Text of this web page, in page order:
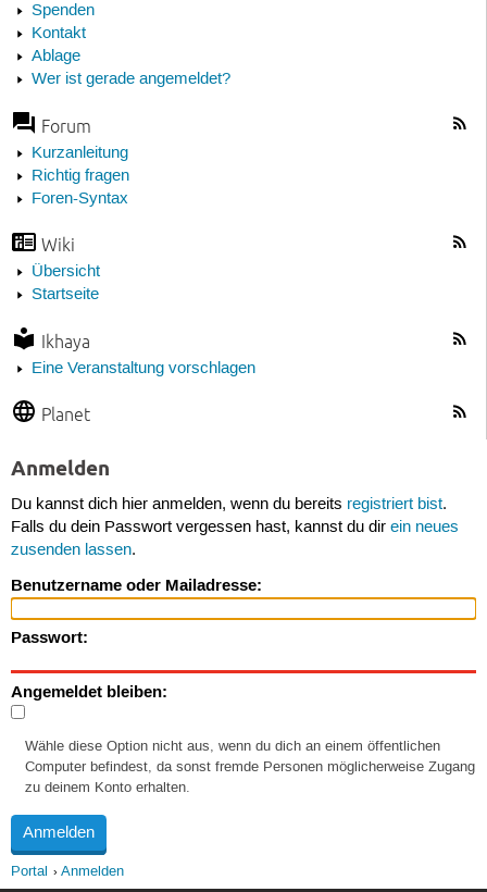
Spenden
Kontakt
Ablage
Wer ist gerade angemeldet?
Forum
Kurzanleitung
Richtig fragen
Foren-Syntax
Wiki
Übersicht
Startseite
Ikhaya
Eine Veranstaltung vorschlagen
Planet
Anmelden
Du kannst dich hier anmelden, wenn du bereits registriert bist.
Falls du dein Passwort vergessen hast, kannst du dir ein neues
zusenden lassen.
Benutzername oder Mailadresse:
Passwort:
Angemeldet bleiben:
Wähle diese Option nicht aus, wenn du dich an einem öffentlichen
Computer befindest, da sonst fremde Personen möglicherweise Zugang
zu deinem Konto erhalten.
Portal Anmelden